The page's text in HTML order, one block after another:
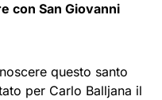
con San Giovanni
questo santo
per Carlo Balljana il